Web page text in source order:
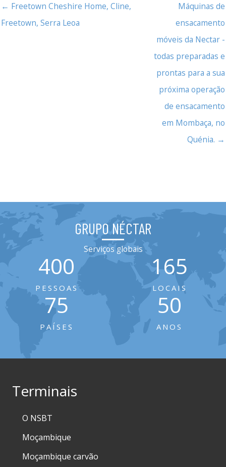
← Freetown Cheshire Home, Cline,
Freetown, Serra Leoa
Máquinas de
ensacamento
móveis da Nectar -
todas preparadas e
prontas para a sua
próxima operação
de ensacamento
em Mombaça, no
Quénia. →
GRUPO NÉCTAR
Serviços globais
400
PESSOAS
165
LOCAIS
75
PAÍSES
50
ANOS
Terminais
O NSBT
Moçambique
Moçambique carvão